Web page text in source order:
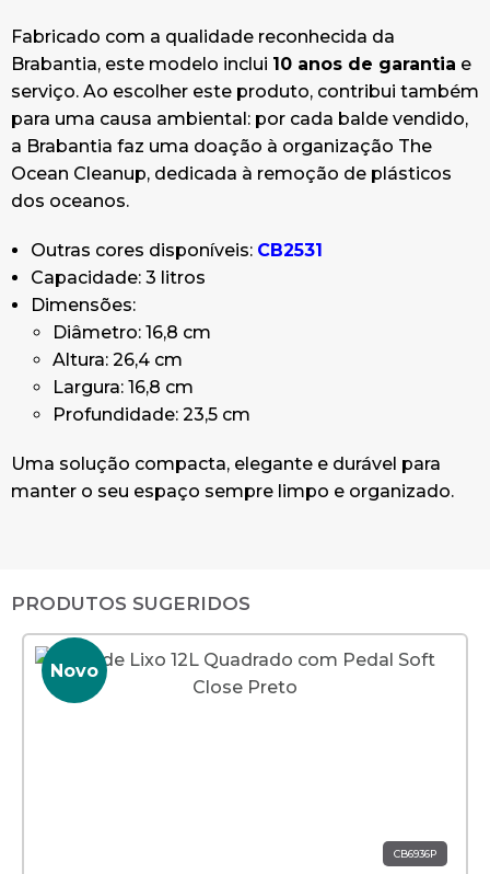
Fabricado com a qualidade reconhecida da
Brabantia, este modelo inclui 10 anos de garantia e
serviço. Ao escolher este produto, contribui também
para uma causa ambiental: por cada balde vendido,
a Brabantia faz uma doação à organização The
Ocean Cleanup, dedicada à remoção de plásticos
dos oceanos.
Outras cores disponíveis: CB2531
Capacidade: 3 litros
Dimensões:
Diâmetro: 16,8 cm
Altura: 26,4 cm
Largura: 16,8 cm
Profundidade: 23,5 cm
Uma solução compacta, elegante e durável para
manter o seu espaço sempre limpo e organizado.
PRODUTOS SUGERIDOS
Novo
CB6936P